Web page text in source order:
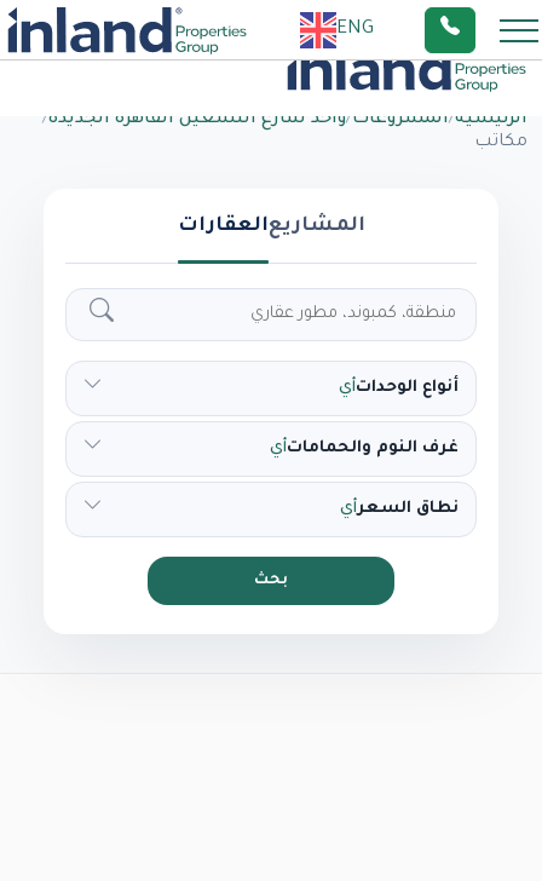
ENG
الرئيسية/المشروعات/واحد شارع التسعين القاهرة الجديدة/
مكاتب
المشاريعالعقارات
أنواع الوحداتأي
غرف النوم والحماماتأي
نطاق السعرأي
بحث